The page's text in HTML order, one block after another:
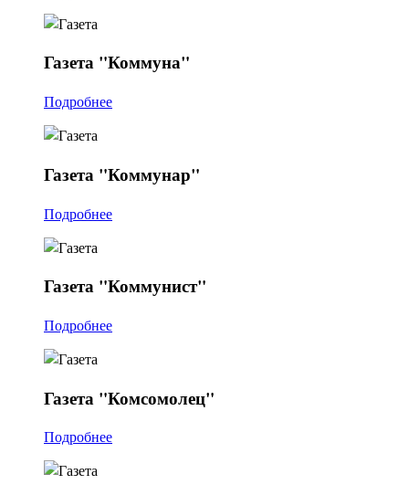
Газета "Коммуна"
Подробнее
Газета "Коммунар"
Подробнее
Газета "Коммунист"
Подробнее
Газета "Комсомолец"
Подробнее